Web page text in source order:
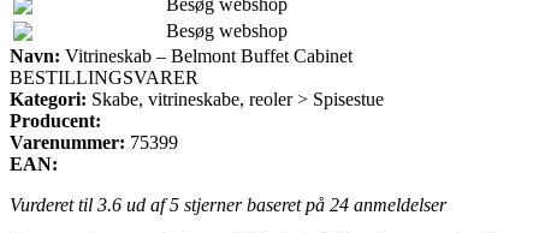
Besøg webshop
Navn: Vitrineskab – Belmont Buffet Cabinet
BESTILLINGSVARER
Kategori: Skabe, vitrineskabe, reoler > Spisestue
Producent:
Varenummer: 75399
EAN:
Vurderet til 3.6 ud af 5 stjerner baseret på 24 anmeldelser